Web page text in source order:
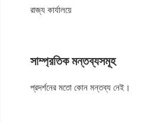
রাজ্য কার্যালয়ে
সাম্প্রতিক মন্তব্যসমূহ
প্রদর্শনের মতো কোন মন্তব্য নেই।